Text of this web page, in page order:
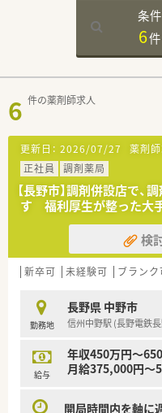
条
6
6 件の薬剤師求人
更新日： 2026/07/27 薬剤師
正社員
調剤薬局
【長野市】調剤併設店で
す 福利厚生が整った大
検
新卒可 未経験可 ブランク
勤務地
長野県 中野市
信州中野駅 (長野電鉄
給与
年収450万円～
月給375,000円～
開局時間内を軸に